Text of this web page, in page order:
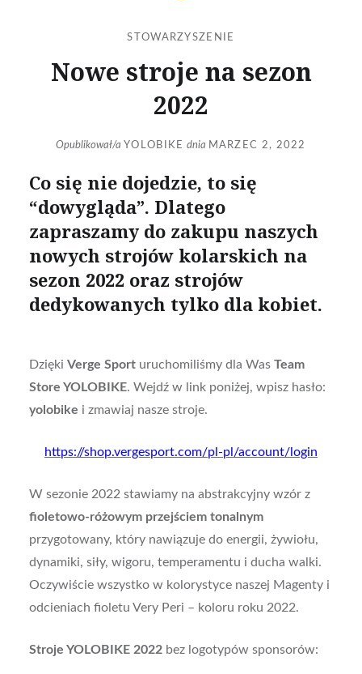
STOWARZYSZENIE
Nowe stroje na sezon
2022
Opublikował/a YOLOBIKE dnia MARZEC 2, 2022
Co się nie dojedzie, to się
“dowygląda”. Dlatego
zapraszamy do zakupu naszych
nowych strojów kolarskich na
sezon 2022 oraz strojów
dedykowanych tylko dla kobiet.
Dzięki Verge Sporturuchomiliśmy dla Was Team
Store YOLOBIKE. Wejdź w link poniżej, wpisz hasło:
yolobike i zmawiaj nasze stroje.
https://shop.vergesport.com/pl-pl/account/login
W sezonie 2022 stawiamy na abstrakcyjny wzór z
fioletowo-różowym przejściem tonalnym
przygotowany, który nawiązuje do energii, żywiołu,
dynamiki, siły, wigoru, temperamentu i ducha walki.
Oczywiście wszystko w kolorystyce naszej Magenty i
odcieniach fioletu Very Peri – koloru roku 2022.
Stroje YOLOBIKE 2022 bez logotypów sponsorów: